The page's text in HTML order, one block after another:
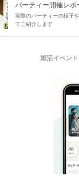
パーティー開催レポ
実際のパーティーの様子
てご紹介します
婚活イベン